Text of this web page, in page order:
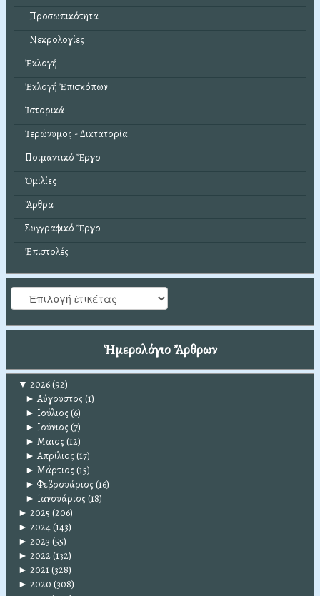
Προσωπικότητα
Νεκρολογίες
Ἐκλογή
Ἐκλογή Ἐπισκόπων
Ἱστορικά
Ἱερώνυμος - Δικτατορία
Ποιμαντικό Ἔργο
Ὁμιλίες
Ἄρθρα
Συγγραφικό Ἔργο
Ἐπιστολές
Ἡμερολόγιο Ἄρθρων
▼ 2026(92)
► Αύγουστος (1)
► Ιούλιος (6)
► Ιούνιος (7)
► Μαϊος (12)
► Απρίλιος (17)
► Μάρτιος (15)
► Φεβρουάριος (16)
► Ιανουάριος (18)
► 2025 (206)
► 2024(143)
► 2023 (55)
► 2022(132)
► 2021(328)
► 2020 (308)